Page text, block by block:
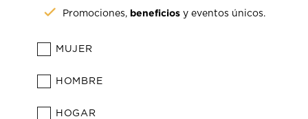
Promociones, beneficios y eventos únicos.
MUJER
HOMBRE
HOGAR